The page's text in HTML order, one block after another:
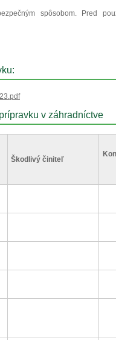
spôsobom. Pred
v záhradníctve
Škodlivý činiteľ